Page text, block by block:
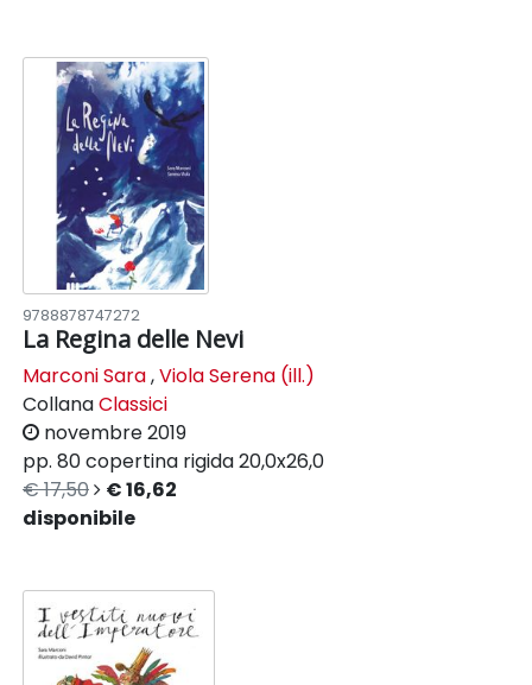
9788878747272
La Regina delle Nevi
Marconi Sara,Viola Serena (ill.)
CollanaClassici
novembre 2019
pp. 80copertina rigida20,0x26,0
€ 17,50
€ 16,62
disponibile